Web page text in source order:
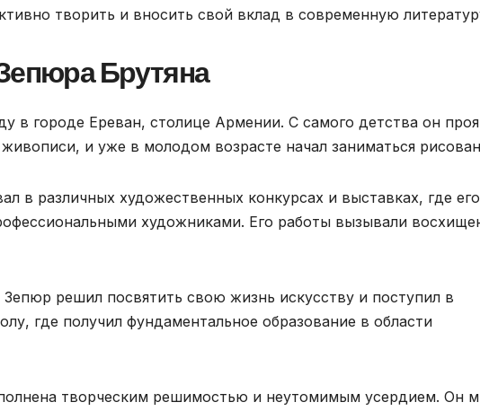
творить и вносить свой вклад в современную
Брутяна
в городе Ереван, столице Армении. С самого детства он
и уже в молодом возрасте начал заниматься
в различных художественных конкурсах и выставках, где его
художниками. Его работы вызывали
решил посвятить свою жизнь искусству и поступил в
где получил фундаментальное образование в области
творческим решимостью и неутомимым усердием. Он